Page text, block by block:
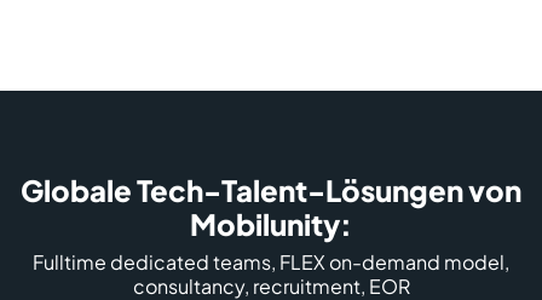
Globale Tech-Talent-Lösungen von
Mobilunity:
Fulltime dedicated teams, FLEX on-demand model,
consultancy, recruitment, EOR